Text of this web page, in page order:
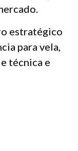
estratégico
para vela,
técnica e